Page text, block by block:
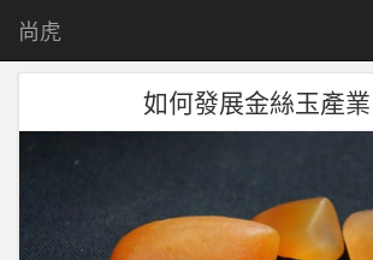
尚虎
如何發展金絲玉產業